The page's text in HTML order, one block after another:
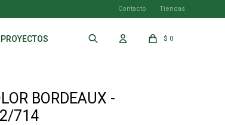
PROYECTOS $ 0
Contacto Tiendas
BORDEAUX -
714